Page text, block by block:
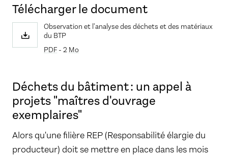
Télécharger le document
Observation et l'analyse des déchets et des matériaux
du BTP
PDF - 2 Mo
Déchets du bâtiment : un appel à
projets "maîtres d'ouvrage
exemplaires"
Alors qu'une filière REP (Responsabilité élargie du
producteur) doit se mettre en place dans les mois